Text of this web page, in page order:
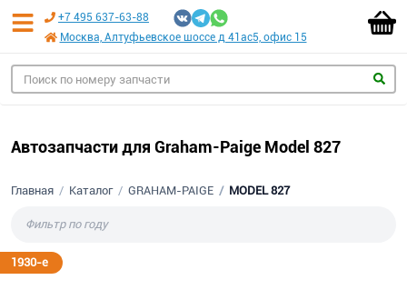
+7 495 637-63-88
Москва, Алтуфьевское шоссе д 41ас5, офис 15
Автозапчасти для Graham-Paige Model 827
Главная Каталог GRAHAM-PAIGE MODEL 827
1930-е